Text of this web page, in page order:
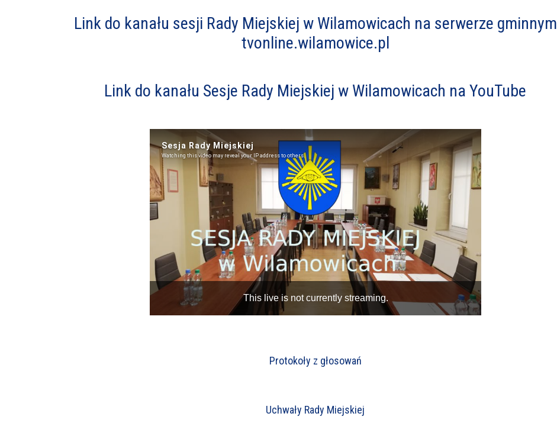
Link do kanału sesji Rady Miejskiej w Wilamowicach na serwerze gminnym
tvonline.wilamowice.pl
Link do kanału Sesje Rady Miejskiej w Wilamowicach na YouTube
Protokoły z głosowań
Uchwały Rady Miejskiej